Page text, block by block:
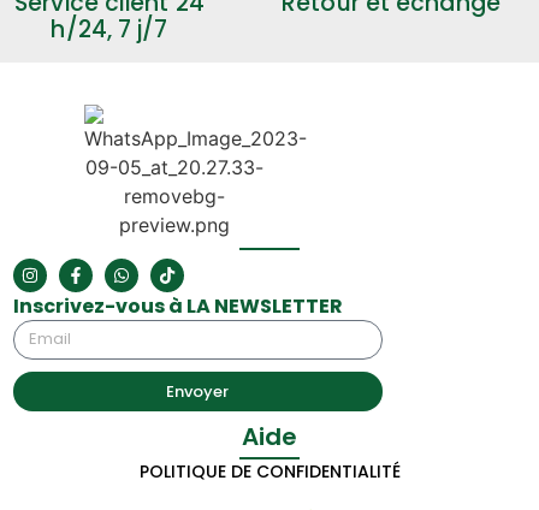
h/24, 7 j/7
Inscrivez-vous à LA NEWSLETTER
Envoyer
Aide
POLITIQUE DE CONFIDENTIALITÉ